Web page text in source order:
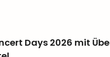
Days 2026 mit